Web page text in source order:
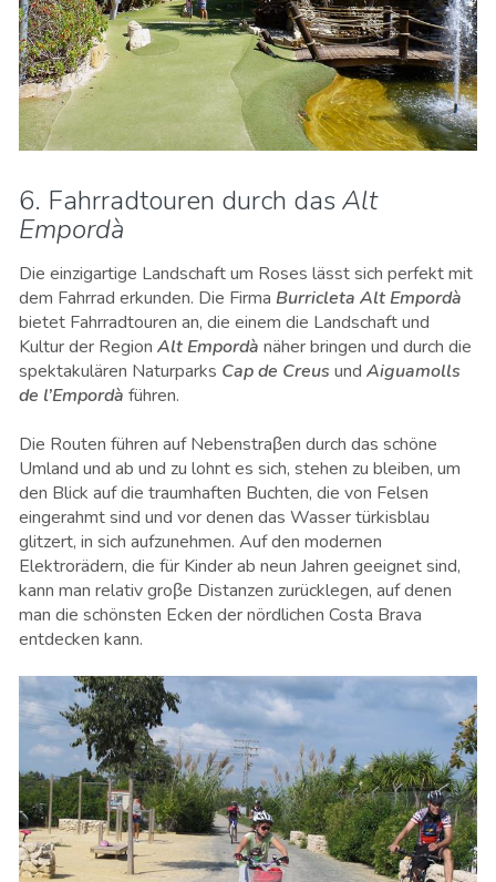
6. Fahrradtouren durch das Alt
Empordà
Die einzigartige Landschaft um Roses lässt sich perfekt mit
dem Fahrrad erkunden. Die Firma Burricleta Alt Empordà
bietet Fahrradtouren an, die einem die Landschaft und
Kultur der Region Alt Empordà näher bringen und durch die
spektakulären Naturparks Cap de Creus und Aiguamolls
de l’Empordà führen.
Die Routen führen auf Nebenstraβen durch das schöne
Umland und ab und zu lohnt es sich, stehen zu bleiben, um
den Blick auf die traumhaften Buchten, die von Felsen
eingerahmt sind und vor denen das Wasser türkisblau
glitzert, in sich aufzunehmen. Auf den modernen
Elektrorädern, die für Kinder ab neun Jahren geeignet sind,
kann man relativ groβe Distanzen zurücklegen, auf denen
man die schönsten Ecken der nördlichen Costa Brava
entdecken kann.